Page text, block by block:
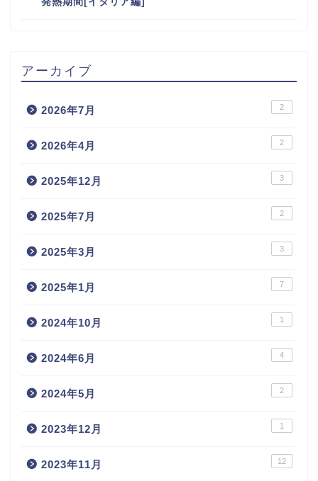
アーカイブ
2026年7月 2
2026年4月 2
2025年12月 3
2025年7月 2
2025年3月 3
2025年1月 7
2024年10月 1
2024年6月 4
2024年5月 2
2023年12月 1
2023年11月 12